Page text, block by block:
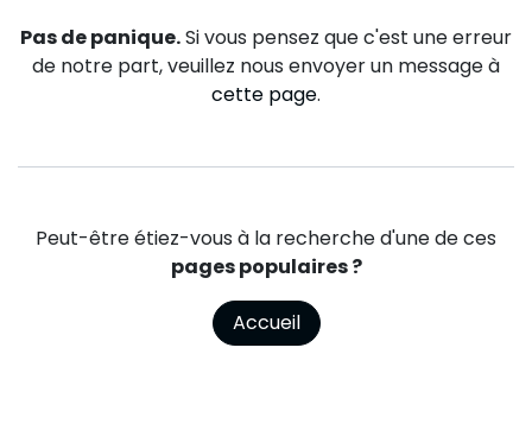
Pas de panique.Si vous pensez que c'est une erreur
de notre part, veuillez nous envoyer un message à
cette page.
Peut-être étiez-vous à la recherche d'une de ces
pages populaires ?
Accueil